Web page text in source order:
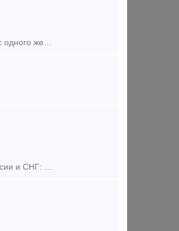
Стрелочный перевод Р65 1/9 правый пр. 2769 предназначен для перевода подвижного состава с одного железнодорожного пути на другой под углом 1/9 вправо. Используется на станциях, в парках и на участках
Компания Реил СП предлагает к поставке Стрелочные переводы по различным проектам по России и СНГ: P-65 1/11 пp.1740 (2768) бeз изнoca (peзepв); P-65 1/11 пp.1740 (2768) Б/У; P-65 1/11 пp. 2768; P-